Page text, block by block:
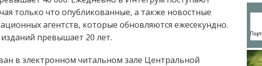
только что опубликованные, а также новостные
агентств, которые обновляются ежесекундно.
превышает 20 лет.
в электронном читальном зале Центральной